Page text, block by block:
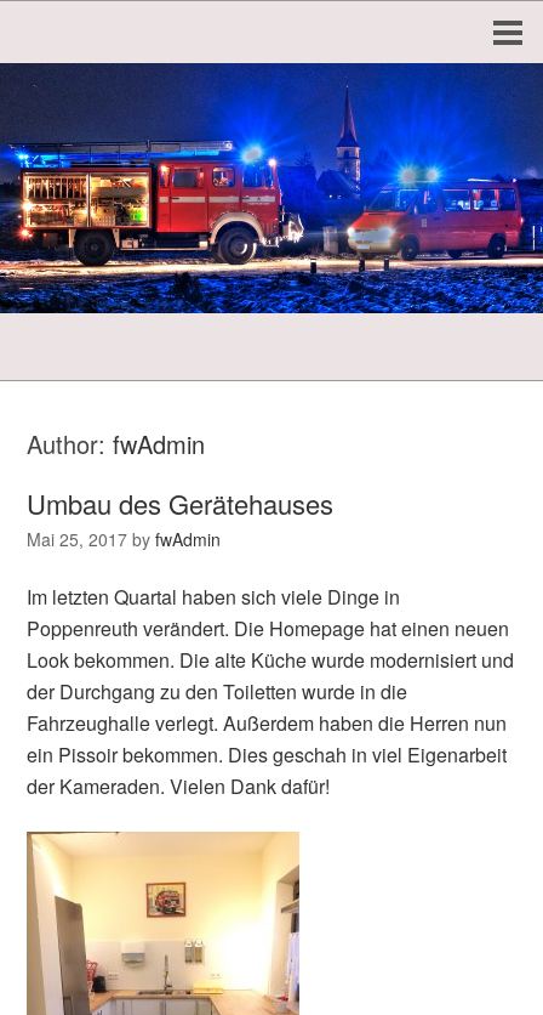
Author:fwAdmin
Umbau des Gerätehauses
Mai 25, 2017 byfwAdmin
Im letzten Quartal haben sich viele Dinge in
Poppenreuth verändert. Die Homepage hat einen neuen
Look bekommen. Die alte Küche wurde modernisiert und
der Durchgang zu den Toiletten wurde in die
Fahrzeughalle verlegt. Außerdem haben die Herren nun
ein Pissoir bekommen. Dies geschah in viel Eigenarbeit
der Kameraden. Vielen Dank dafür!